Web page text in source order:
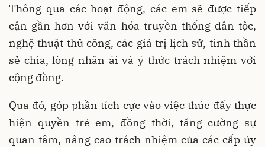
Thông qua các hoạt động, các em sẽ được tiếp
cận gần hơn với văn hóa truyền thống dân tộc,
nghệ thuật thủ công, các giá trị lịch sử, tinh thần
sẻ chia, lòng nhân ái và ý thức trách nhiệm với
cộng đồng.
Qua đó, góp phần tích cực vào việc thúc đẩy thực
hiện quyền trẻ em, đồng thời, tăng cường sự
quan tâm, nâng cao trách nhiệm của các cấp ủy